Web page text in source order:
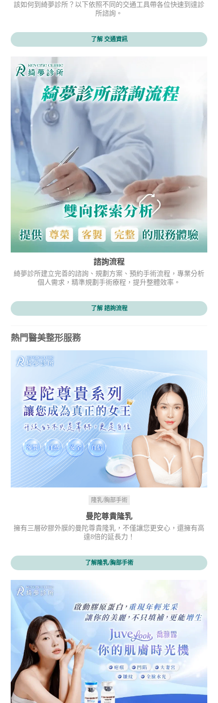
該如何到綺夢診所？以下依照不同的交通工具帶各位快速到達診
所諮詢。
了解 交通資訊
諮詢流程
綺夢診所建立完善的諮詢、規劃方案、預約手術流程，專業分析
個人需求，精準規劃手術療程，提升整體效率。
了解 諮詢流程
熱門醫美整形服務
隆乳/胸部手術
曼陀尊貴隆乳
擁有三層矽膠外膜的曼陀尊貴隆乳，不僅讓您更安心，還擁有高
達8倍的延長力！
了解隆乳/胸部手術